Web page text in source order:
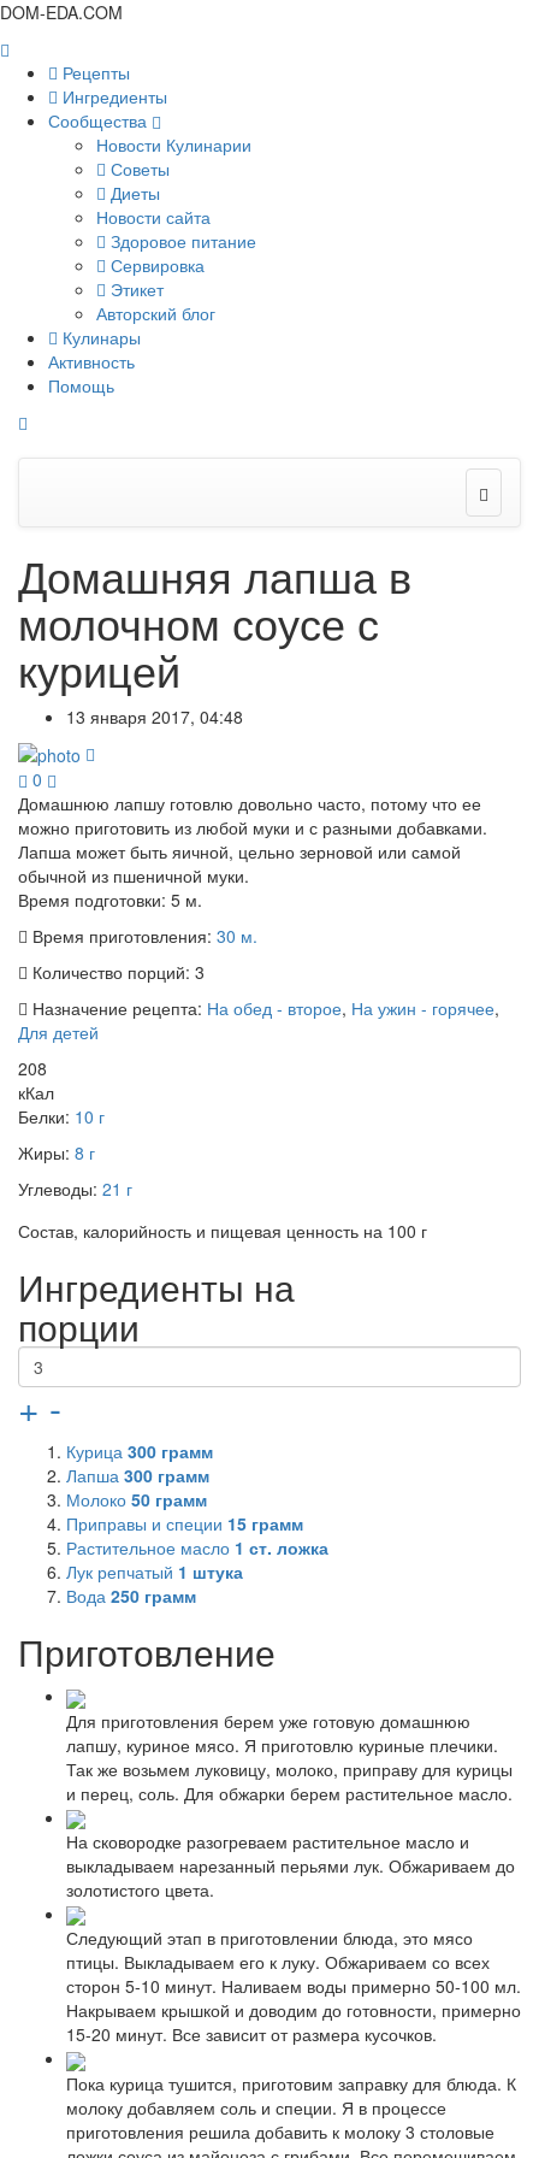
DOM-EDA.COM
Рецепты
Ингредиенты
Сообщества
Новости Кулинарии
Советы
Диеты
Новости сайта
Здоровое питание
Сервировка
Этикет
Авторский блог
Кулинары
Активность
Помощь
Домашняя лапша в
молочном соусе с
курицей
13 января 2017, 04:48
0
Домашнюю лапшу готовлю довольно часто, потому что ее
можно приготовить из любой муки и с разными добавками.
Лапша может быть яичной, цельно зерновой или самой
обычной из пшеничной муки.
Время подготовки: 5 м.
Время приготовления: 30 м.
Количество порций: 3
Назначение рецепта: На обед - второе, На ужин - горячее,
Для детей
208
кКал
Белки: 10 г
Жиры: 8 г
Углеводы: 21 г
Состав, калорийность и пищевая ценность на 100 г
Ингредиенты на
порции
+ -
Курица 300 грамм
Лапша 300 грамм
Молоко 50 грамм
Приправы и специи 15 грамм
Растительное масло 1 ст. ложка
Лук репчатый 1 штука
Вода 250 грамм
Приготовление
Для приготовления берем уже готовую домашнюю
лапшу, куриное мясо. Я приготовлю куриные плечики.
Так же возьмем луковицу, молоко, приправу для курицы
и перец, соль. Для обжарки берем растительное масло.
На сковородке разогреваем растительное масло и
выкладываем нарезанный перьями лук. Обжариваем до
золотистого цвета.
Следующий этап в приготовлении блюда, это мясо
птицы. Выкладываем его к луку. Обжариваем со всех
сторон 5-10 минут. Наливаем воды примерно 50-100 мл.
Накрываем крышкой и доводим до готовности, примерно
15-20 минут. Все зависит от размера кусочков.
Пока курица тушится, приготовим заправку для блюда. К
молоку добавляем соль и специи. Я в процессе
приготовления решила добавить к молоку 3 столовые